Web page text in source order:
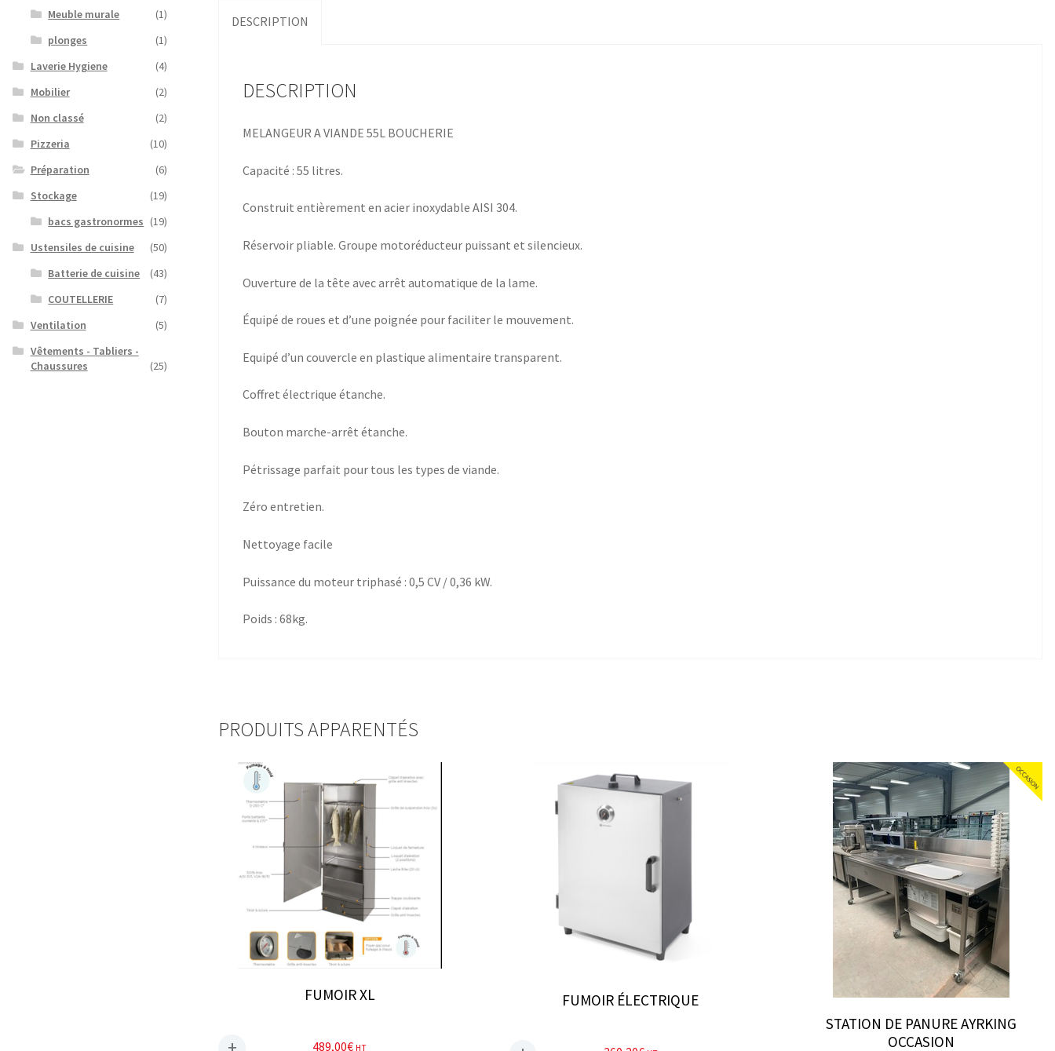
DESCRIPTION
DESCRIPTION
MELANGEUR A VIANDE 55L BOUCHERIE
Capacité : 55 litres.
Construit entièrement en acier inoxydable AISI 304.
Réservoir pliable. Groupe motoréducteur puissant et silencieux.
Ouverture de la tête avec arrêt automatique de la lame.
Équipé de roues et d’une poignée pour faciliter le mouvement.
Equipé d’un couvercle en plastique alimentaire transparent.
Coffret électrique étanche.
Bouton marche-arrêt étanche.
Pétrissage parfait pour tous les types de viande.
Zéro entretien.
Nettoyage facile
Puissance du moteur triphasé : 0,5 CV / 0,36 kW.
Poids : 68kg.
PRODUITS APPARENTÉS
FUMOIR XL
489,00€ HT
FUMOIR ÉLECTRIQUE
STATION DE PANURE AYRKING
OCCASION
occasions
Meuble murale
(1)
plonges
(1)
Laverie Hygiene
(4)
Mobilier
(2)
Non classé
(2)
Pizzeria
(10)
Préparation
(6)
Stockage
(19)
bacs gastronormes (19)
Ustensiles de cuisine
(50)
Batterie de cuisine
(43)
COUTELLERIE
(7)
Ventilation
(5)
Vêtements - Tabliers -
Chaussures
(25)